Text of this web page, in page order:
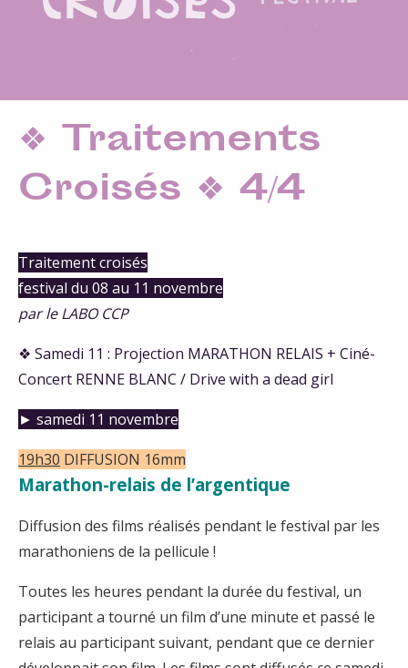
❖ Traitements
Croisés ❖ 4/4
Traitement croisés
festival du 08 au 11 novembre
par le LABO CCP
❖ Samedi 11 : Projection MARATHON RELAIS + Ciné-
Concert RENNE BLANC / Drive with a dead girl
► samedi 11 novembre
19h30 DIFFUSION 16mm
Marathon-relais de l’argentique
Diffusion des films réalisés pendant le festival par les
marathoniens de la pellicule !
Toutes les heures pendant la durée du festival, un
participant a tourné un film d’une minute et passé le
relais au participant suivant, pendant que ce dernier